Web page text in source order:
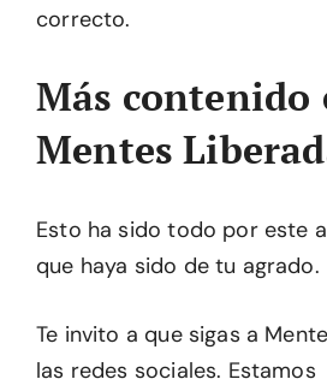
correcto.
Más contenido
Mentes
Esto ha sido todo por este
que haya sido de tu agrado.
Te invito a que sigas a
las redes sociales. Estamos